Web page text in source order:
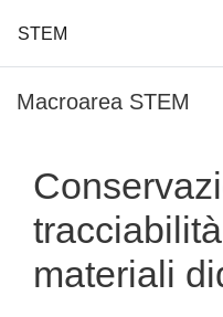
STEM
Macroarea STEM
materiali